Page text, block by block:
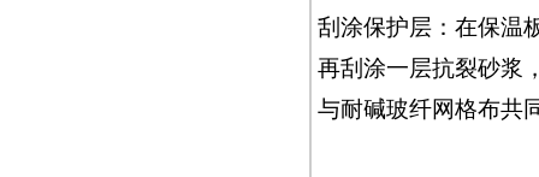
刮涂保护层：在保温
再刮涂一层抗裂砂浆
与耐碱玻纤网格布共